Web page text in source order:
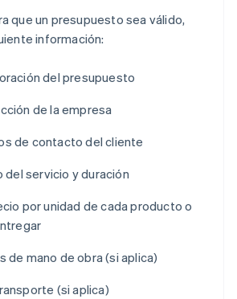
que un presupuesto sea válido,
información:
del presupuesto
de la empresa
de contacto del cliente
del servicio y duración
por unidad de cada producto o
de mano de obra (si aplica)
(si aplica)